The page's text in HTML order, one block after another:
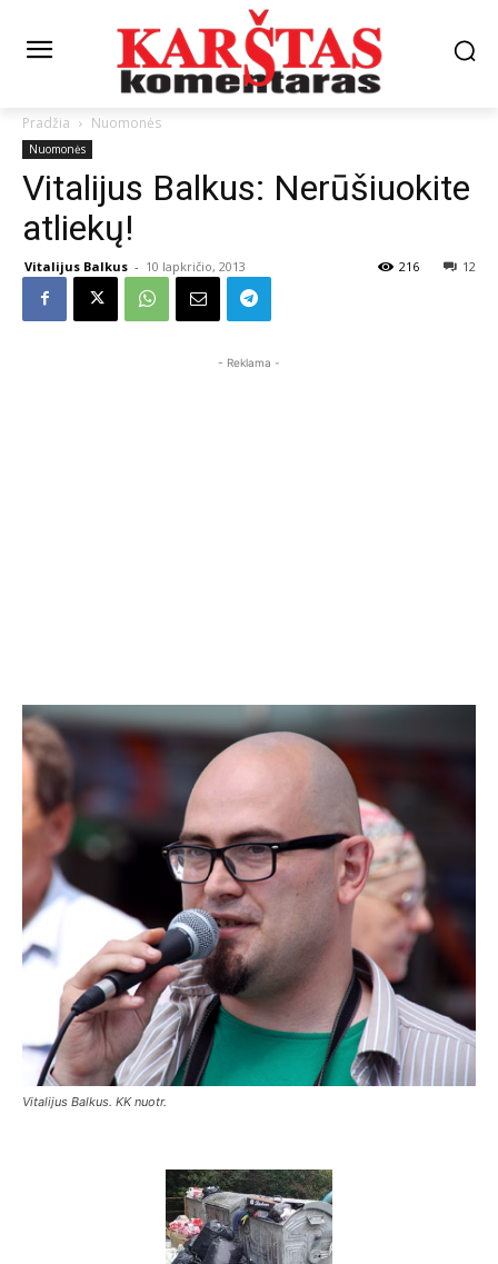
Pradžia Nuomonės
Nuomonės
Vitalijus Balkus: Nerūšiuokite
atliekų!
Vitalijus Balkus - 10 lapkričio, 2013 12
216
- Reklama -
Vitalijus Balkus. KK nuotr.